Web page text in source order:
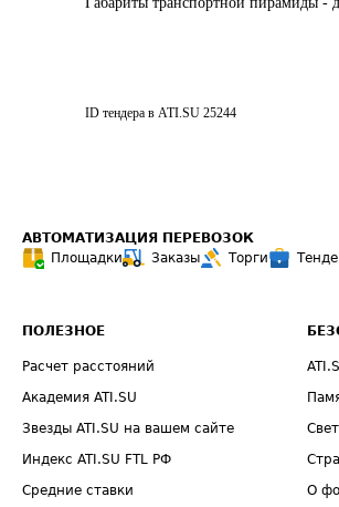
ID тендера в ATI.SU 25244
АВТОМАТИЗАЦИЯ ПЕРЕВОЗОК
Площадки
Заказы Торги
ПОЛЕЗНОЕ
Расчет расстояний
Академия ATI.SU
Звезды ATI.SU на вашем сайте
Индекс ATI.SU FTL РФ
Средние ставки
О